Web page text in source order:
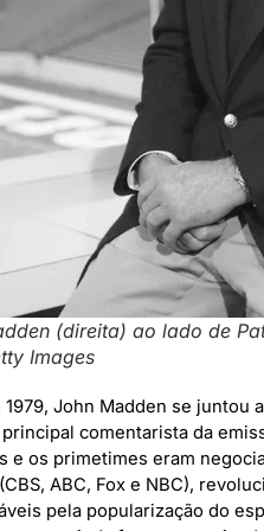
(direita) ao lado de
Images
1979, John Madden se juntou
comentarista da
e os primetimes eram
ABC, Fox e NBC),
pela popularização do